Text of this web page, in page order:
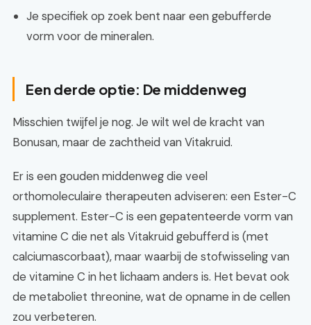
Je specifiek op zoek bent naar een gebufferde
vorm voor de mineralen.
Een derde optie: De middenweg
Misschien twijfel je nog. Je wilt wel de kracht van
Bonusan, maar de zachtheid van Vitakruid.
Er is een gouden middenweg die veel
orthomoleculaire therapeuten adviseren: een Ester-C
supplement. Ester-C is een gepatenteerde vorm van
vitamine C die net als Vitakruid gebufferd is (met
calciumascorbaat), maar waarbij de stofwisseling van
de vitamine C in het lichaam anders is. Het bevat ook
de metaboliet threonine, wat de opname in de cellen
zou verbeteren.